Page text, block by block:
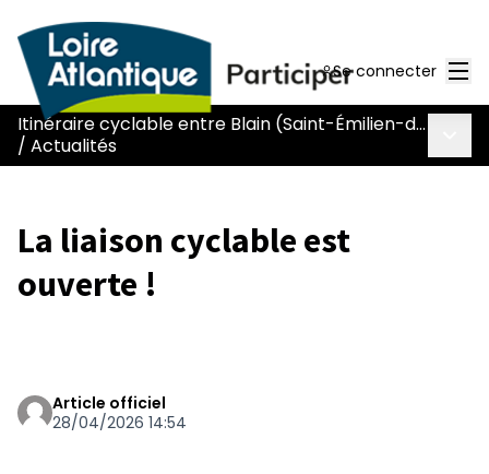
Se connecter
Itinéraire cyclable entre Blain (Saint-Émilien-de-Blain) et Héric (L129)
/ Actualités
La liaison cyclable est
ouverte !
Article officiel
28/04/2026 14:54